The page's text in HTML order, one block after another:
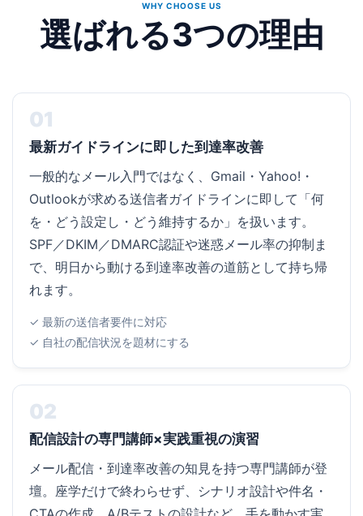
WHY CHOOSE US
選ばれる3つの理由
01
最新ガイドラインに即した到達率改善
一般的なメール入門ではなく、Gmail・Yahoo!・
Outlookが求める送信者ガイドラインに即して「何
を・どう設定し・どう維持するか」を扱います。
SPF／DKIM／DMARC認証や迷惑メール率の抑制ま
で、明日から動ける到達率改善の道筋として持ち帰
れます。
✓ 最新の送信者要件に対応
✓ 自社の配信状況を題材にする
02
配信設計の専門講師×実践重視の演習
メール配信・到達率改善の知見を持つ専門講師が登
壇。座学だけで終わらせず、シナリオ設計や件名・